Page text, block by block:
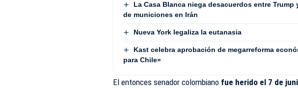
La Casa Blanca niega desacuerdos entre Trump
de municiones en Irán
Nueva York legaliza la eutanasia
Kast celebra aprobación de megarreforma
para Chile»
El entonces senador colombiano fue herido el 7 de